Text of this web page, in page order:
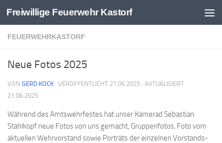
Zum Inhalt springen
Freiwillige Feuerwehr Kastorf
FEUERWEHRKASTORF
Neue Fotos 2025
VON GERD KOCK · VERÖFFENTLICHT 21.06.2025 · AKTUALISIERT
21.06.2025
Während des Amtswehrfestes hat unser Kamerad Sebastian
Stahlkopf neue Fotos von uns gemacht, Gruppenfotos, Foto vom
aktuellen Wehrvorstand sowie Porträts der einzelnen Vorstands-